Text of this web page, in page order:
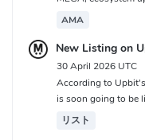
AMA
New Listing on
30 April 2026 UTC
According to
is soon going to be
リスト